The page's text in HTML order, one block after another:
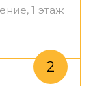
1 этаж